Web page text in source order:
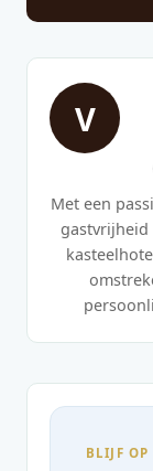
V
Met een
BLIJF OP